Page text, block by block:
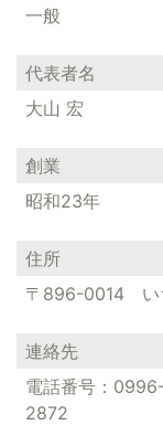
一般
代表者名
大山 宏
創業
昭和23年
住所
〒896-0014 い
連絡先
電話番号：
2872